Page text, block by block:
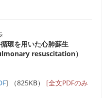
環を用いた心肺蘇生
resuscitation）
] （825KB） [全文PDFのみ